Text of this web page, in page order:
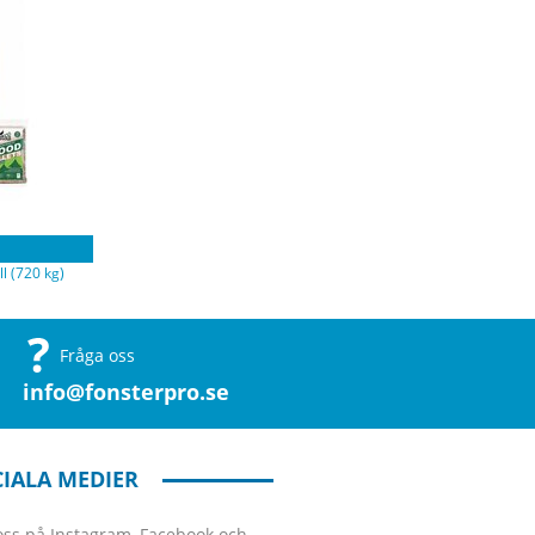
(720 kg)
Fråga oss
info@fonsterpro.se
MEDIER